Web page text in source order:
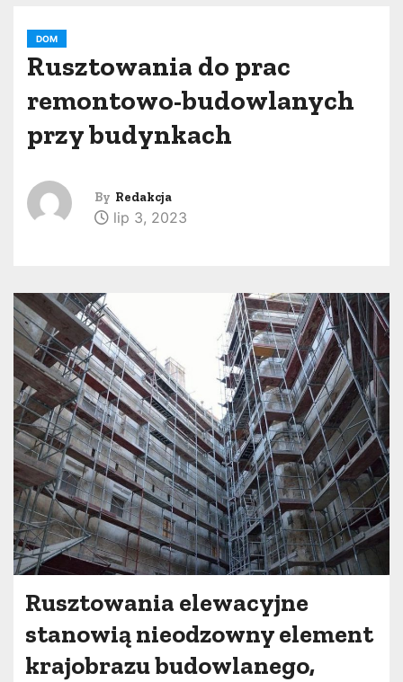
DOM
Rusztowania do prac
remontowo-budowlanych
przy budynkach
By Redakcja
lip 3, 2023
Rusztowania elewacyjne
stanowią nieodzowny element
krajobrazu budowlanego,